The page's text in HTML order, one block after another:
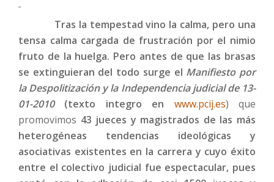
Tras la tempestad vino la calma, pero una
tensa calma cargada de frustración por el nimio
fruto de la huelga. Pero antes de que las brasas
se extinguieran del todo surge el Manifiesto por
la Despolitización y la Independencia judicial de 13-
01-2010(texto integro en www.pcij.es) que
promovimos 43 jueces y magistrados de las más
heterogéneas tendencias ideológicas y
asociativas existentes en la carrera y cuyo éxito
entre el colectivo judicial fue espectacular, pues